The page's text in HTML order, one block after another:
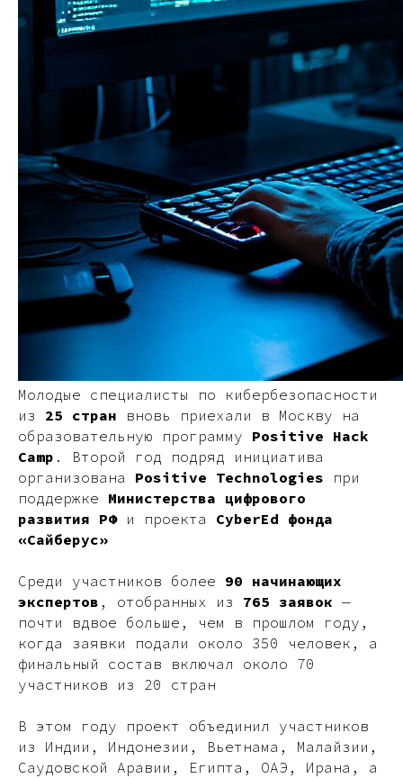
Молодые специалисты по кибербезопасности
из 25 стран вновь приехали в Москву на
образовательную программу Positive Hack
Camp . Второй год подряд инициатива
организована Positive Technologies при
поддержке Министерства цифрового
развития РФи проекта CyberEd фонда
«Сайберус»
Среди участников более 90 начинающих
экспертов , отобранных из 765 заявок —
почти вдвое больше, чем в прошлом году,
когда заявки подали около 350 человек, а
финальный состав включал около 70
участников из 20 стран
В этом году проект объединил участников
из Индии, Индонезии, Вьетнама, Малайзии,
Саудовской Аравии, Египта, ОАЭ, Ирана, а